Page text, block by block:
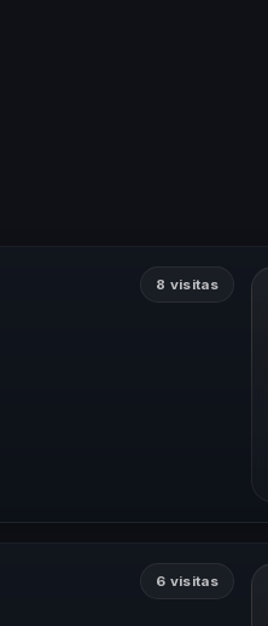
8 visitas
6 visitas